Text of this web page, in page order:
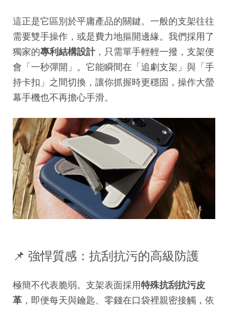
這正是它區別於平庸產品的關鍵。一般的支架往往
需要雙手操作，或是費力地摳開邊緣。我們採用了
獨家的專利結構設計，只需單手輕輕一撥，支架便
會「一秒彈開」。它能瞬間在「追劇支架」與「手
持卡扣」之間切換，讓你抓握時更穩固，操作大螢
幕手機也不再擔心手滑。
📌 強悍質感：抗刮抗污的高級防護
極簡不代表脆弱。支架表面採用特殊抗刮抗污皮
革 ，即便每天與鑰匙、零錢在口袋裡親密接觸，依